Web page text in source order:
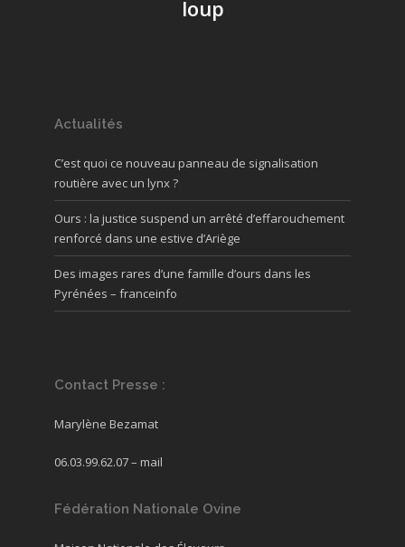
loup
Actualités
C’est quoi ce nouveau panneau de signalisation
routière avec un lynx ?
Ours : la justice suspend un arrêté d’effarouchement
renforcé dans une estive d’Ariège
Des images rares d’une famille d’ours dans les
Pyrénées – franceinfo
Contact Presse :
Marylène Bezamat
06.03.99.62.07 – mail
Fédération Nationale Ovine